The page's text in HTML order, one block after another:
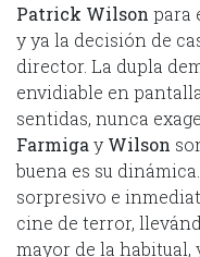
Patrick Wilson para
y ya la decisión de
director. La dupla
envidiable en
sentidas, nunca
Farmiga y Wilson
buena es su
sorpresivo e
cine de terror,
mayor de la habitual,